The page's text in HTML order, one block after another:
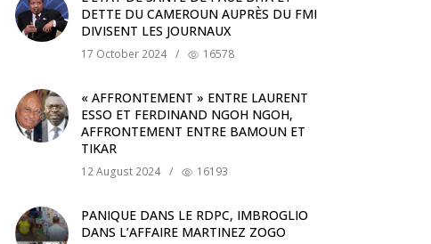
DETTE DU CAMEROUN AUPRÈS DU FMI
DIVISENT LES JOURNAUX
17 October 2024 / 16578
« AFFRONTEMENT » ENTRE LAURENT
ESSO ET FERDINAND NGOH NGOH,
AFFRONTEMENT ENTRE BAMOUN ET
TIKAR
12 August 2024 / 16193
PANIQUE DANS LE RDPC, IMBROGLIO
DANS L’AFFAIRE MARTINEZ ZOGO